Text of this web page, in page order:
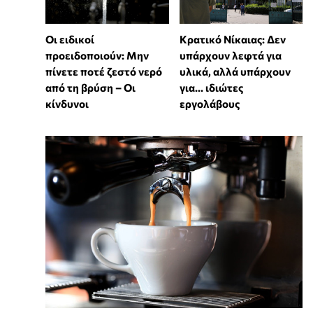
Οι ειδικοί
προειδοποιούν: Μην
πίνετε ποτέ ζεστό νερό
από τη βρύση – Οι
κίνδυνοι
Κρατικό Νίκαιας: Δεν
υπάρχουν λεφτά για
υλικά, αλλά υπάρχουν
για... ιδιώτες
εργολάβους